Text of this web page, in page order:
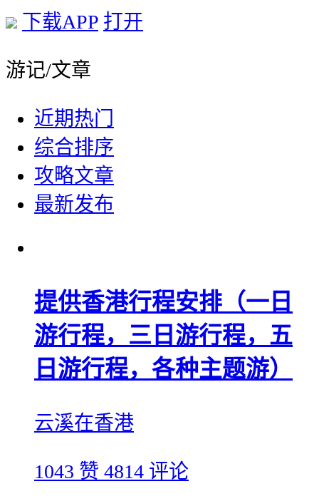
下载APP 打开
游记/文章
近期热门
综合排序
攻略文章
最新发布
提供香港行程安排（一日
游行程，三日游行程，五
日游行程，各种主题游）
云溪在香港
1043 赞 4814 评论